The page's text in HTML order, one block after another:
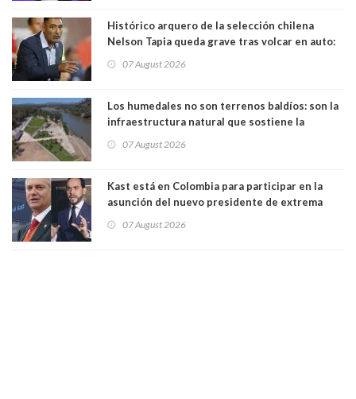
Histórico arquero de la selección chilena
Nelson Tapia queda grave tras volcar en auto:
07 August 2026
Los humedales no son terrenos baldíos: son la
infraestructura natural que sostiene la
07 August 2026
Kast está en Colombia para participar en la
asunción del nuevo presidente de extrema
07 August 2026